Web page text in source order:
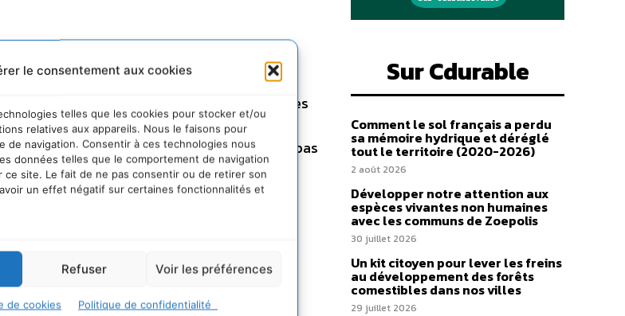
le consentement aux cookies
telles que les cookies pour stocker et/ou
relatives aux appareils. Nous le faisons pour
de navigation. Consentir à ces technologies nous
données telles que le comportement de navigation
ce site. Le fait de ne pas consentir ou de retirer son
un effet négatif sur certaines fonctionnalités et
Refuser Voir les préférences
de cookies Politique de confidentialité
Agriculteurs, éleveurs, pêcheurs… des
témoignent de l’urgence à faire évoluer les
nous entraîne en : Australie, Bolivie,
Vietnam. Le Changement climatique n’est pas
du globe. Chaque volet de cette série offre
mais aussi les espoirs des premières
cette série : Pascal Plisson, Patrice Rolet,
Jérôme-Cécil Auffret, Sylvie Bergerot et
Sur Cdurable
Comment le sol français a perdu
sa mémoire hydrique et déréglé
tout le territoire (2020-2026)
2 août 2026
Développer notre attention aux
espèces vivantes non humaines
avec les communs de Zoepolis
30 juillet 2026
Un kit citoyen pour lever les freins
au développement des forêts
comestibles dans nos villes
29 juillet 2026